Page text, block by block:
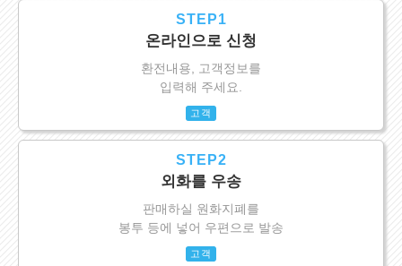
STEP1
온라인으로 신청
환전내용, 고객정보를
입력해 주세요.
고객
STEP2
외화를 우송
판매하실 원화지폐를
봉투 등에 넣어 우편으로 발송
고객